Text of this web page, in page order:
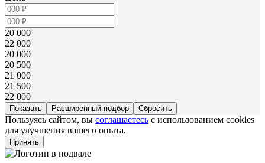
20 000
22 000
20 000
20 500
21 000
21 500
22 000
Расширенный подбор
Пользуясь сайтом, вы соглашаетесь с использованием cookies
для улучшения вашего опыта.
Принять